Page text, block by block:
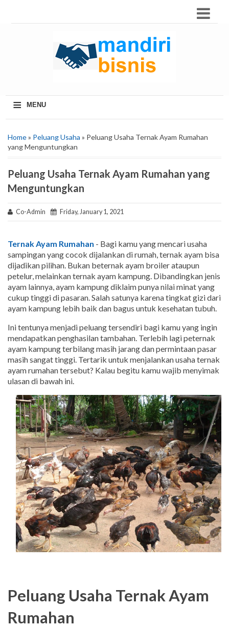
≡ MENU
Home» Peluang Usaha » Peluang Usaha Ternak Ayam Rumahan
yang Menguntungkan
Peluang Usaha Ternak Ayam Rumahan yang
Menguntungkan
Co-Admin Friday, January 1, 2021
Ternak Ayam Rumahan - Bagi kamu yang mencari usaha
sampingan yang cocok dijalankan di rumah, ternak ayam bisa
dijadikan pilihan. Bukan beternak ayam broiler ataupun
petelur, melainkan ternak ayam kampung. Dibandingkan jenis
ayam lainnya, ayam kampung diklaim punya nilai minat yang
cukup tinggi di pasaran. Salah satunya karena tingkat gizi dari
ayam kampung lebih baik dan bagus untuk kesehatan tubuh.
Ini tentunya menjadi peluang tersendiri bagi kamu yang ingin
mendapatkan penghasilan tambahan. Terlebih lagi peternak
ayam kampung terbilang masih jarang dan permintaan pasar
masih sangat tinggi. Tertarik untuk menjalankan usaha ternak
ayam rumahan tersebut? Kalau begitu kamu wajib menyimak
ulasan di bawah ini.
Peluang Usaha Ternak Ayam
Rumahan